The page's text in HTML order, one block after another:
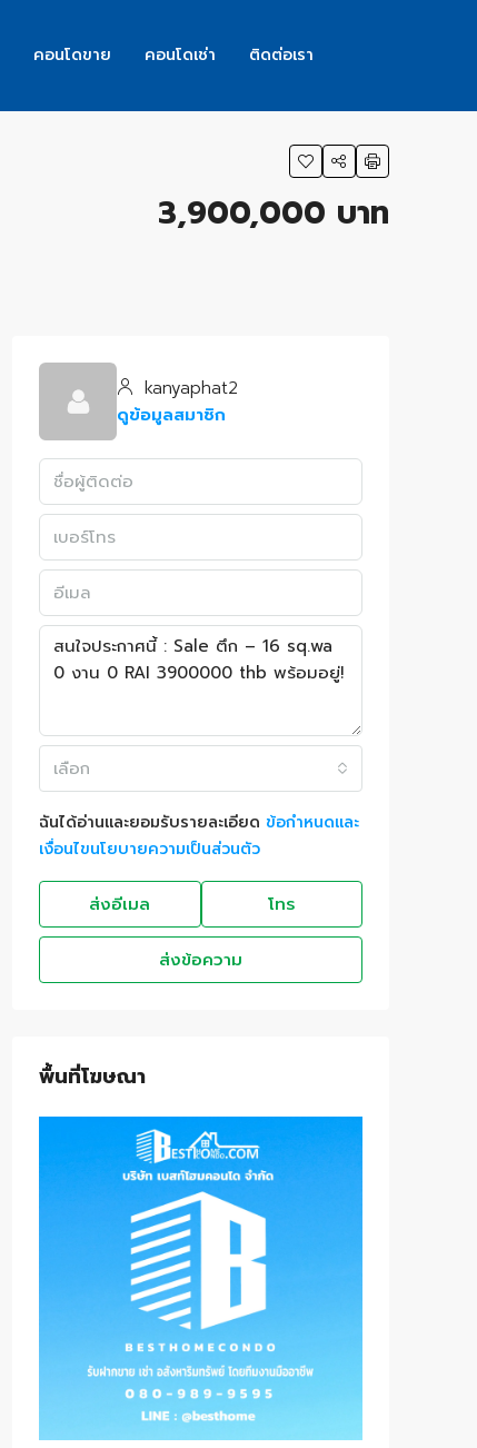
คอนโดขาย คอนโดเช่า ติดต่อเรา
3,900,000 บาท
kanyaphat2
ดูข้อมูลสมาชิก
เลือก
ฉันได้อ่านและยอมรับรายละเอียด ข้อกำหนดและ
เงื่อนไขนโยบายความเป็นส่วนตัว
ส่งอีเมล โทร
ส่งข้อความ
พื้นที่โฆษณา